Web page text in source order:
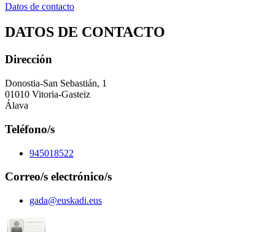
Datos de contacto
DATOS DE CONTACTO
Dirección
Donostia-San Sebastián, 1
01010 Vitoria-Gasteiz
Álava
Teléfono/s
945018522
Correo/s electrónico/s
gada@euskadi.eus